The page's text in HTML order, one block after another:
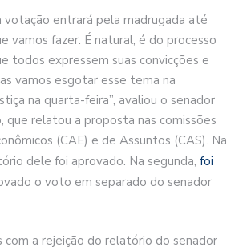
votação entrará pela madrugada até
vamos fazer. É natural, é do processo
todos expressem suas convicções e
vamos esgotar esse tema na
na quarta-feira”, avaliou o senador
que relatou a proposta nas comissões
(CAE) e de Assuntos (CAS). Na
dele foi aprovado. Na segunda, foi
o voto em separado do senador
com a rejeição do relatório do senador